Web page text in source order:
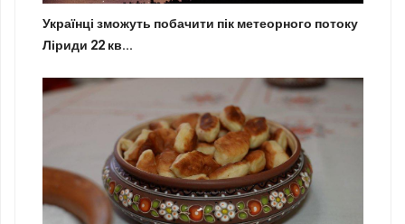
Українці зможуть побачити пік метеорного потоку
Ліриди 22 кв...